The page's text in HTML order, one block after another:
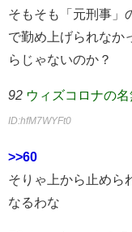
そもそも「元刑事」
で勤め上げられなか
らじゃないのか？
92 ウィズコロナの名
ID:hfM7WYFt0
>>60
そりゃ上から止めら
なるわな